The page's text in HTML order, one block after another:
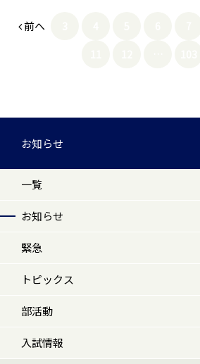
前へ
お知らせ
一覧
お知らせ
緊急
トピックス
部活動
入試情報